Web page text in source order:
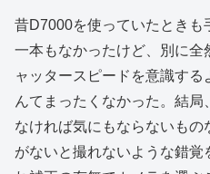
昔D7000を使っていたとき
一本もなかったけど、別に
ャッタースピードを意識す
んてまったくなかった。結
なければ気にもならないも
がないと撮れないような錯